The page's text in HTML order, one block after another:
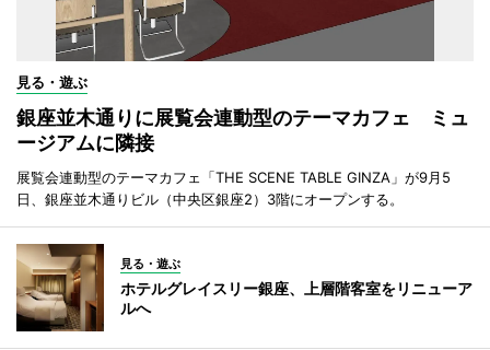
見る・遊ぶ
銀座並木通りに展覧会連動型のテーマカフェ ミュ
ージアムに隣接
展覧会連動型のテーマカフェ「THE SCENE TABLE GINZA」が9月5
日、銀座並木通りビル（中央区銀座2）3階にオープンする。
見る・遊ぶ
ホテルグレイスリー銀座、上層階客室をリニューア
ルへ